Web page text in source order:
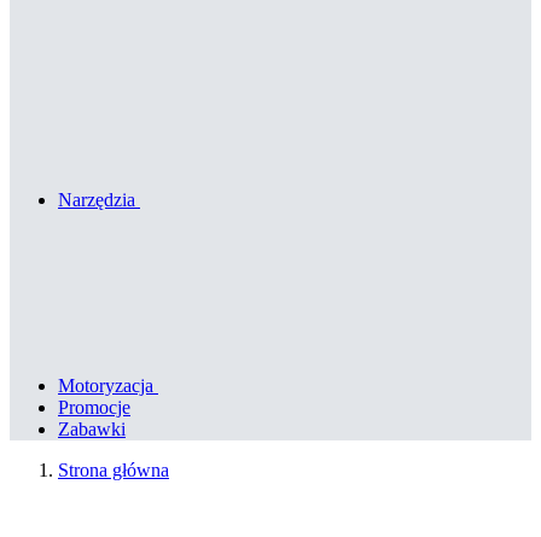
Narzędzia
Motoryzacja
Promocje
Zabawki
Strona główna